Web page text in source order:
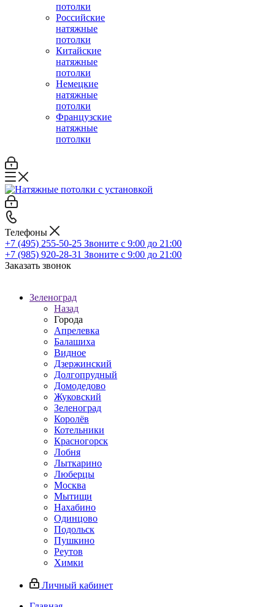
потолки
Российские
натяжные
потолки
Китайские
натяжные
потолки
Немецкие
натяжные
потолки
Французские
натяжные
потолки
Телефоны
+7 (495) 255-50-25 Звоните с 9:00 до 21:00
+7 (985) 920-28-31 Звоните с 9:00 до 21:00
Заказать звонок
Зеленоград
Назад
Города
Апрелевка
Балашиха
Видное
Дзержинский
Долгопрудный
Домодедово
Жуковский
Зеленоград
Королёв
Котельники
Красногорск
Лобня
Лыткарино
Люберцы
Москва
Мытищи
Нахабино
Одинцово
Подольск
Пушкино
Реутов
Химки
Личный кабинет